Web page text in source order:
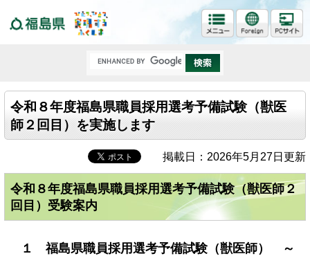
令和８年度福島県職員採用選考予備試験（獣医
師２回目）を実施します
掲載日：2026年5月27日更新
令和８年度福島県職員採用選考予備試験（獣医師２
回目）受験案内
１ 福島県職員採用選考予備試験（獣医師） ～